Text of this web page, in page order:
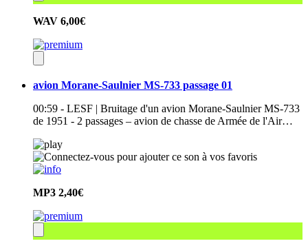
WAV 6,00€
avion Morane-Saulnier MS-733 passage 01
00:59 - LESF | Bruitage d'un avion Morane-Saulnier MS-733
de 1951 - 2 passages – avion de chasse de Armée de l'Air…
MP3 2,40€